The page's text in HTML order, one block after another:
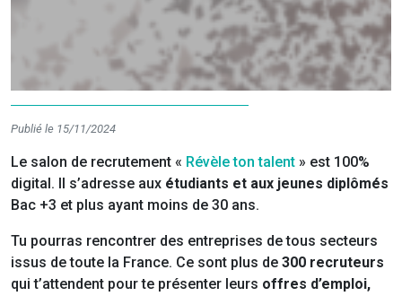
Publié le 15/11/2024
Le salon de recrutement « Révèle ton talent » est 100%
digital. Il s’adresse aux étudiants et aux jeunes diplômés
Bac +3 et plus ayant moins de 30 ans.
Tu pourras rencontrer des entreprises de tous secteurs
issus de toute la France. Ce sont plus de 300 recruteurs
qui t’attendent pour te présenter leurs offres d’emploi,